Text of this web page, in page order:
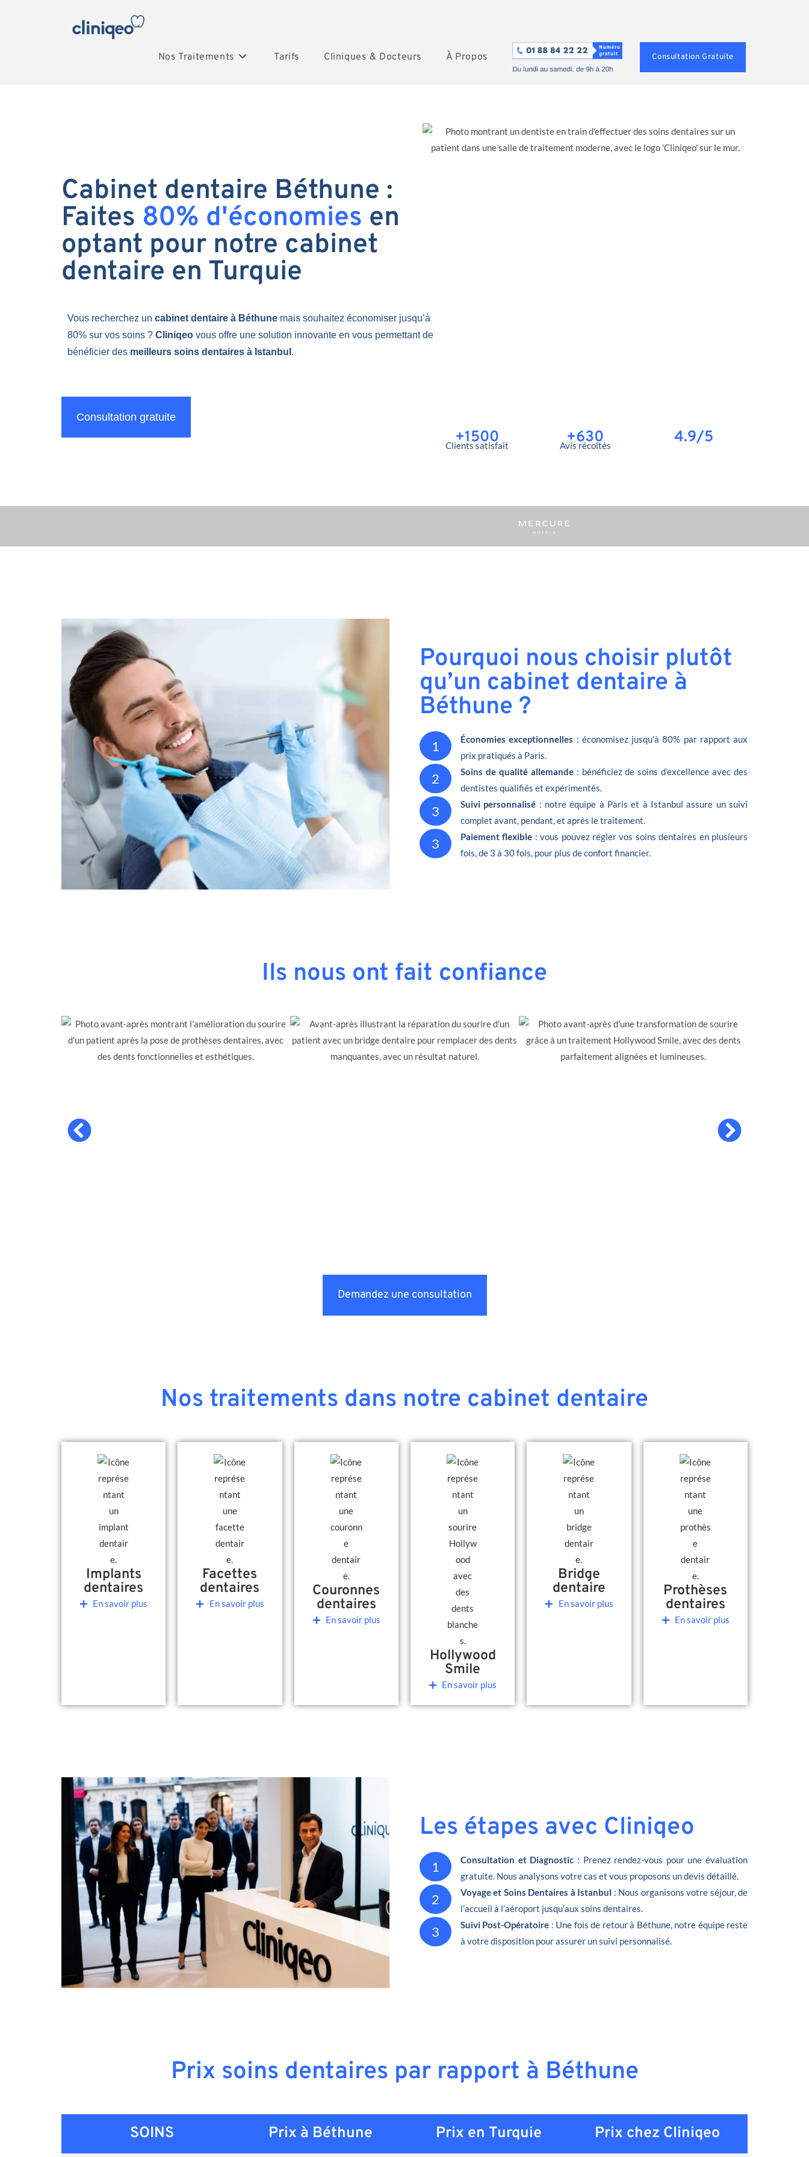
Nos Traitements Tarifs Cliniques & Docteurs À Propos Consultation Gratuite
Cabinet dentaire Béthune :
Faites 80% d'économies en
optant pour notre cabinet
dentaire en Turquie
Vous recherchez un cabinet dentaire à Béthune mais souhaitez économiser jusqu’à
80% sur vos soins ? Cliniqeo vous offre une solution innovante en vous permettant de
bénéficier des meilleurs soins dentaires à Istanbul .
Consultation gratuite
+1500
Clients satisfait +630
Avis récoltés 4.9/5
Pourquoi nous choisir plutôt
qu’un cabinet dentaire à
Béthune ?
1 Économies exceptionnelles : économisez jusqu’à 80% par rapport aux
prix pratiqués à Paris.
2 Soins de qualité allemande: bénéficiez de soins d’excellence avec des
dentistes qualifiés et expérimentés.
3 Suivi personnalisé : notre équipe à Paris et à Istanbul assure un suivi
complet avant, pendant, et après le traitement.
3 Paiement flexible : vous pouvez régler vos soins dentaires en plusieurs
fois, de 3 à 30 fois, pour plus de confort financier.
Ils nous ont fait confiance
Demandez une consultation
Nos traitements dans notre cabinet dentaire
Implants
dentaires
En savoir plus
Facettes
dentaires
En savoir plus
Couronnes
dentaires
En savoir plus
Hollywood
Smile
En savoir plus
Bridge
dentaire
En savoir plus
Prothèses
dentaires
En savoir plus
Les étapes avec Cliniqeo
1 Consultation et Diagnostic : Prenez rendez-vous pour une évaluation
gratuite. Nous analysons votre cas et vous proposons un devis détaillé.
2 Voyage et Soins Dentaires à Istanbul : Nous organisons votre séjour, de
l’accueil à l’aéroport jusqu’aux soins dentaires.
3 Suivi Post-Opératoire : Une fois de retour à Béthune, notre équipe reste
à votre disposition pour assurer un suivi personnalisé.
Prix soins dentaires par rapport à Béthune
SOINS Prix à Béthune Prix en Turquie Prix chez Cliniqeo